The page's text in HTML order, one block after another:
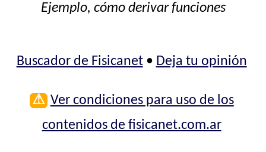
Ejemplo, cómo derivar funciones
Buscador de Fisicanet• Deja tu opinión
⚠ Ver condiciones para uso de los
contenidos de fisicanet.com.ar